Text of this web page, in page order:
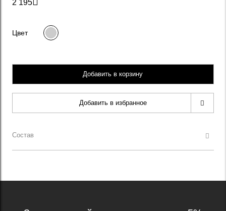
2 195
Цвет
Добавить в корзину
Добавить в избранное
Состав